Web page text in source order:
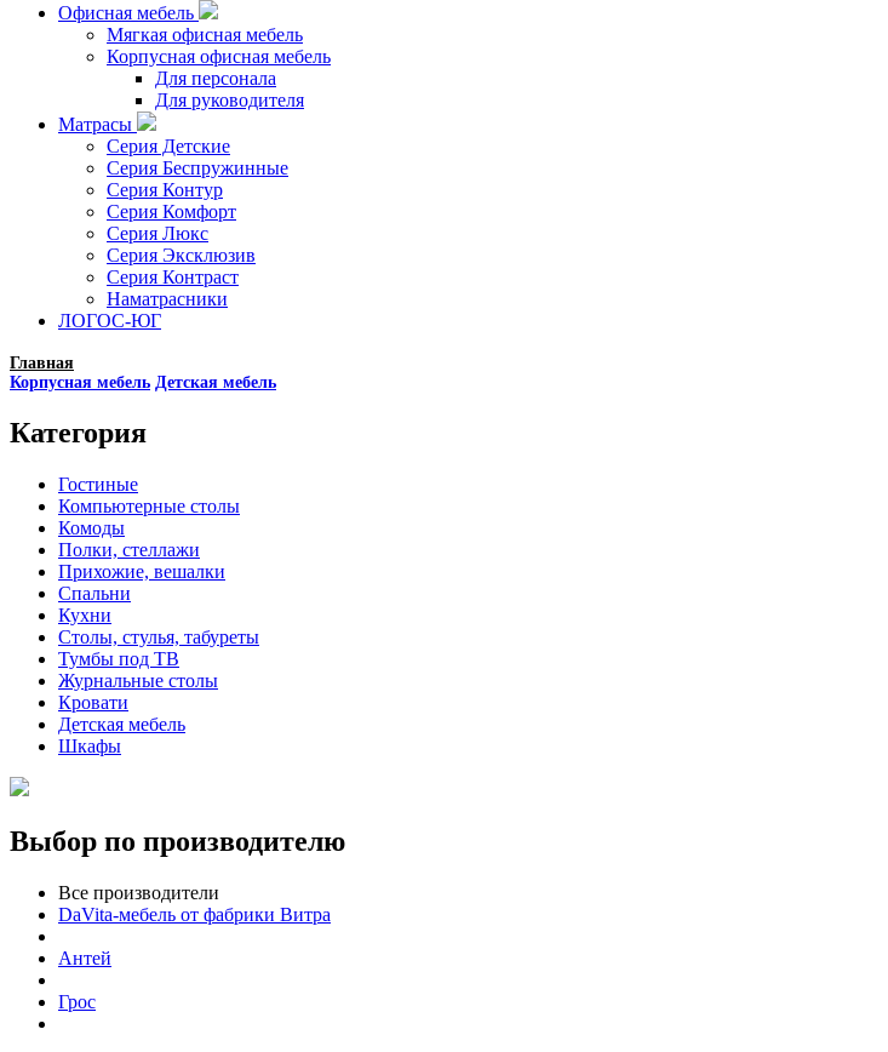
Офисная мебель
Мягкая офисная мебель
Корпусная офисная мебель
Для персонала
Для руководителя
Матрасы
Серия Детские
Серия Беспружинные
Серия Контур
Серия Комфорт
Серия Люкс
Серия Эксклюзив
Серия Контраст
Наматрасники
ЛОГОС-ЮГ
Главная
Корпусная мебель Детская мебель
Категория
Гостиные
Компьютерные столы
Комоды
Полки, стеллажи
Прихожие, вешалки
Спальни
Кухни
Столы, стулья, табуреты
Тумбы под ТВ
Журнальные столы
Кровати
Детская мебель
Шкафы
Выбор по производителю
Все производители
DaVita-мебель от фабрики Витра
Антей
Грос